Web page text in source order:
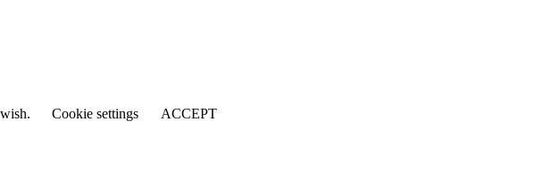
Cookie settings
ACCEPT